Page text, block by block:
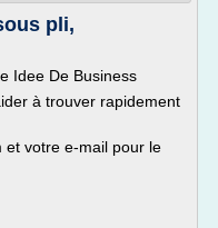
pli,
Idee De Business
à trouver rapidement
et votre e-mail pour le